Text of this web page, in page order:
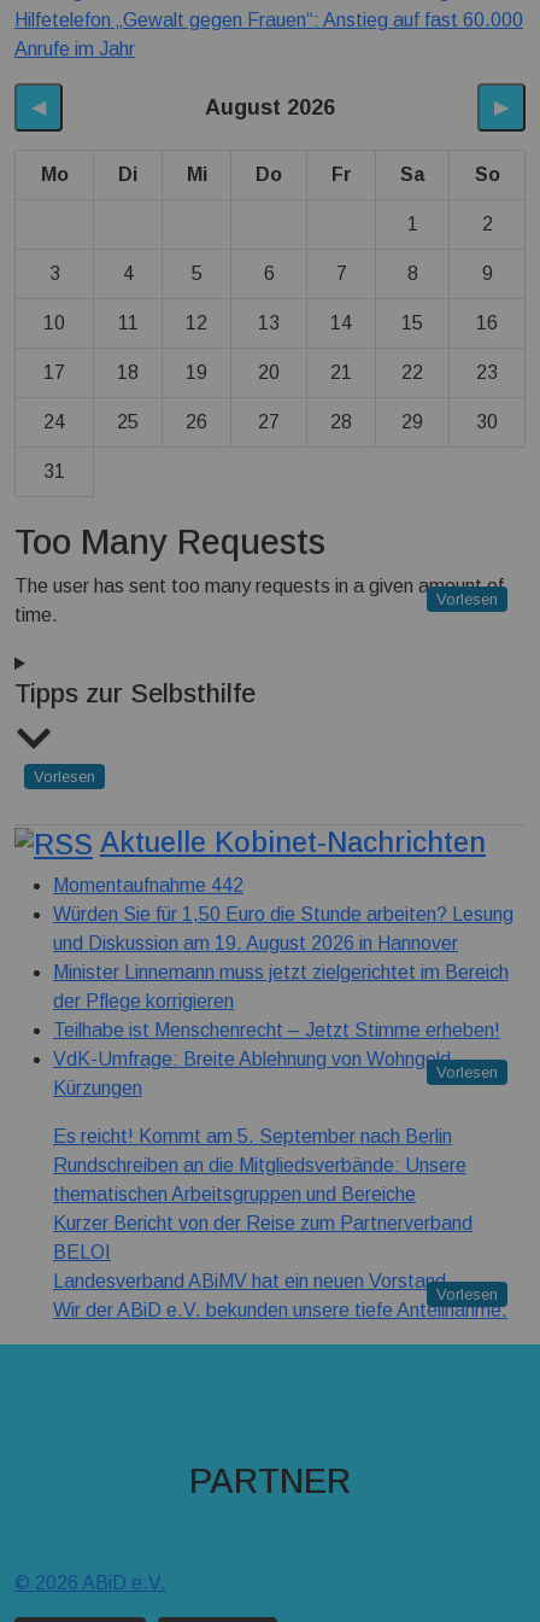
Hilfetelefon „Gewalt gegen Frauen“: Anstieg auf fast 60.000
Anrufe im Jahr
◀ August 2026 ▶
Mo Di Mi Do Fr Sa So
1 2
3 4 5 6 7 8 9
10 11 12 13 14 15 16
17 18 19 20 21 22 23
24 25 26 27 28 29 30
31
Too Many Requests
The user has sent too many requests in a given amount of
time.
Vorlesen
Tipps zur Selbsthilfe
Vorlesen
Aktuelle Kobinet-Nachrichten
Momentaufnahme 442
Würden Sie für 1,50 Euro die Stunde arbeiten? Lesung
und Diskussion am 19. August 2026 in Hannover
Minister Linnemann muss jetzt zielgerichtet im Bereich
der Pflege korrigieren
Teilhabe ist Menschenrecht – Jetzt Stimme erheben!
VdK-Umfrage: Breite Ablehnung von Wohngeld-
Kürzungen
Vorlesen
Es reicht! Kommt am 5. September nach Berlin
Rundschreiben an die Mitgliedsverbände: Unsere
thematischen Arbeitsgruppen und Bereiche
Kurzer Bericht von der Reise zum Partnerverband
BELOI
Landesverband ABiMV hat ein neuen Vorstand
Wir der ABiD e.V. bekunden unsere tiefe Anteilnahme.
Vorlesen
PARTNER
© 2026 ABiD e.V.